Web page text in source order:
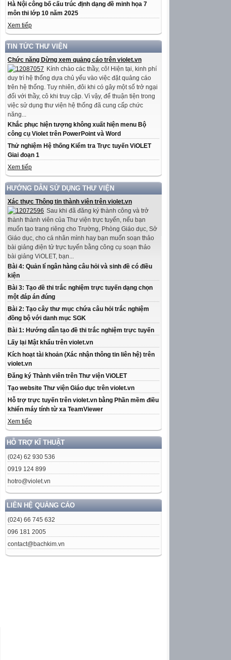
Hà Nội công bố cấu trúc định dạng đề minh họa 7
môn thi lớp 10 năm 2025
Xem tiếp
TIN TỨC THƯ VIỆN
Chức năng Dừng xem quảng cáo trên violet.vn
Kính chào các thầy, cô! Hiện tại, kinh phí
duy trì hệ thống dựa chủ yếu vào việc đặt quảng cáo
trên hệ thống. Tuy nhiên, đôi khi có gây một số trở ngại
đối với thầy, cô khi truy cập. Vì vậy, để thuận tiện trong
việc sử dụng thư viện hệ thống đã cung cấp chức
năng...
Khắc phục hiện tượng không xuất hiện menu Bộ
công cụ Violet trên PowerPoint và Word
Thử nghiệm Hệ thống Kiểm tra Trực tuyến ViOLET
Giai đoạn 1
Xem tiếp
HƯỚNG DẪN SỬ DỤNG THƯ VIỆN
Xác thực Thông tin thành viên trên violet.vn
Sau khi đã đăng ký thành công và trở
thành thành viên của Thư viện trực tuyến, nếu bạn
muốn tạo trang riêng cho Trường, Phòng Giáo dục, Sở
Giáo dục, cho cá nhân mình hay bạn muốn soạn thảo
bài giảng điện tử trực tuyến bằng công cụ soạn thảo
bài giảng ViOLET, bạn...
Bài 4: Quản lí ngân hàng câu hỏi và sinh đề có điều
kiện
Bài 3: Tạo đề thi trắc nghiệm trực tuyến dạng chọn
một đáp án đúng
Bài 2: Tạo cây thư mục chứa câu hỏi trắc nghiệm
đồng bộ với danh mục SGK
Bài 1: Hướng dẫn tạo đề thi trắc nghiệm trực tuyến
Lấy lại Mật khẩu trên violet.vn
Kích hoạt tài khoản (Xác nhận thông tin liên hệ) trên
violet.vn
Đăng ký Thành viên trên Thư viện ViOLET
Tạo website Thư viện Giáo dục trên violet.vn
Hỗ trợ trực tuyến trên violet.vn bằng Phần mềm điều
khiển máy tính từ xa TeamViewer
Xem tiếp
HỖ TRỢ KĨ THUẬT
(024) 62 930 536
0919 124 899
hotro@violet.vn
LIÊN HỆ QUẢNG CÁO
(024) 66 745 632
096 181 2005
contact@bachkim.vn